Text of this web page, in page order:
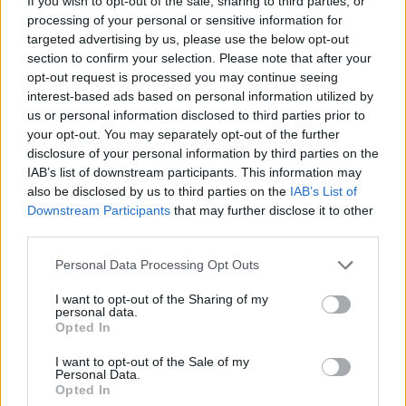
processing of your personal or sensitive information for
targeted advertising by us, please use the below opt-out
section to confirm your selection. Please note that after your
opt-out request is processed you may continue seeing
interest-based ads based on personal information utilized by
us or personal information disclosed to third parties prior to
your opt-out. You may separately opt-out of the further
disclosure of your personal information by third parties on the
IAB’s list of downstream participants. This information may
also be disclosed by us to third parties on the IAB’s List of
Downstream Participants that may further disclose it to other
Personal Data Processing Opt Outs
I want to opt-out of the Sharing of my
personal data.
Opted In
I want to opt-out of the Sale of my
Personal Data.
Opted In
desde el Centro Insular como era costumbre- y hará
todas las paradas a su paso por Venegas, Luis Doreste
Silva, Juan XXIII, Avenida Marítima, túneles de Julio
Luengo, rotonda del Hospital Doctor Negrín, Juan
Carlos I y acceso al pabellón por Las Torres. Para el
regreso, el servicio especial realizará paradas, al paso,
en Las Torres, Avenida Juan Carlos I y Avenida
Marítima, hasta finalizar en el Teatro.
La empresa municipal, para ofrecer máxima fluidez a
dispositivo de est
partido con gran afluencia de
espectadores, recomienda a los usuarios que accedan
a la guagua con cualquiera de los bonos y títulos
propios de transporte, aunque también se puede
restricción.
Durante la celebración de la Copa del Mundo en la Isla,
del 30 de agosto al 4 de septiembre, las conexiones con
el Gran Canaria Arena también contarán con refuerzos
especiales en los servicios de transporte desde distintos